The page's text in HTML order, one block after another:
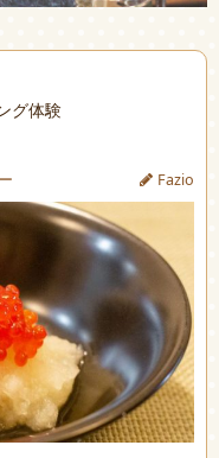
グ体験
Fazio